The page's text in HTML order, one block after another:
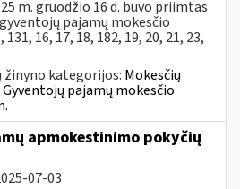
m. gruodžio 16 d. buvo priimtas
pajamų mokesčio
16, 17, 18, 182, 19, 20, 21, 23,
žinyno kategorijos: Mokesčių
pajamų mokesčio
apmokestinimo pokyčių
07-03